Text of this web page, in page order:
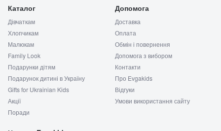
Каталог
Дівчаткам
Хлопчикам
Малюкам
Family Look
Подарунки дітям
Подарунок дитині в Україну
Gifts for Ukrainian Kids
Акції
Поради
Допомога
Доставка
Оплата
Обмін і повернення
Допомога з вибором
Контакти
Про Evgakids
Відгуки
Умови використання сайту